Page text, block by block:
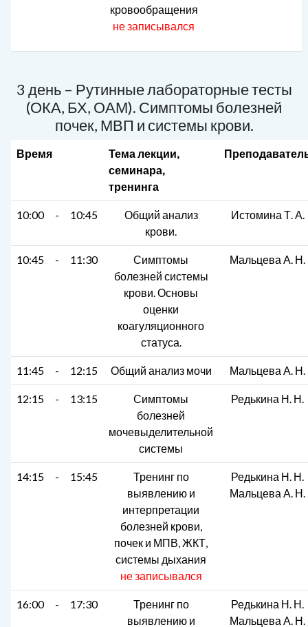
кровообращения
не записывался
3 день – Рутинные лабораторные тесты
(ОКА, БХ, ОАМ). Симптомы болезней
почек, МВП и системы крови.
Время
Тема лекции,
семинара,
тренинга
10:00 - 10:45
Общий анализ
крови.
Истомина Т. А.
10:45 - 11:30
Симптомы
болезней системы
крови. Основы
оценки
коагуляционного
статуса.
Мальцева А. Н.
11:45 - 12:15 Общий анализ мочи Мальцева А. Н.
12:15 - 13:15
Симптомы
болезней
мочевыделительной
системы
Редькина Н. Н.
14:15 - 15:45
Тренинг по
выявлению и
интерпретации
болезней крови,
почек и МПВ, ЖКТ,
системы дыхания
не записывался
Редькина Н. Н.
Мальцева А. Н.
16:00 - 17:30
Тренинг по
выявлению и
Редькина Н. Н.
Мальцева А. Н.